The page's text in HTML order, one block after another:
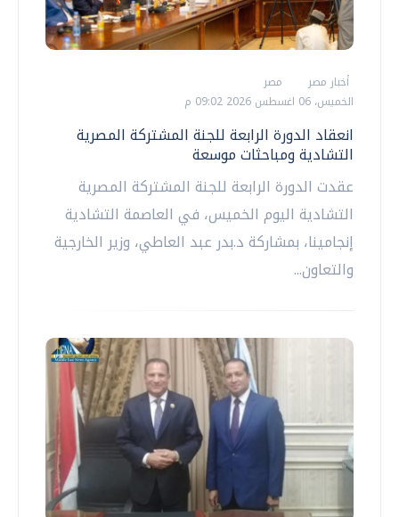
أخبار مصر
مصر
الخميس، 06 اغسطس 2026 09:02 م
انعقاد الدورة الرابعة للجنة المشتركة المصرية
التشادية ومباحثات موسعة
عقدت الدورة الرابعة للجنة المشتركة المصرية
التشادية اليوم الخميس، في العاصمة التشادية
إنجامينا، بمشاركة د.بدر عبد العاطي، وزير الخارجية
والتعاون...